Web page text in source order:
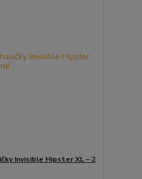
Invisible Hipster XL – 2